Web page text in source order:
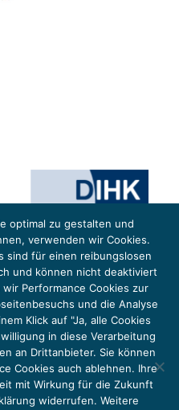
durch die Europäische Klimaschutzinitiative (EUKI).
für Umwelt, Klimaschutz,
Ziel der EUKI ist eine Intensivierung des
Erfahrungsaustauschs in der Europäischen Union,
voranzutreiben.
optimal zu gestalten und
verwenden wir Cookies.
sind für einen reibungslosen
und können nicht deaktiviert
Performance Cookies zur
und die Analyse
Klick auf "Ja, alle Cookies
in diese Verarbeitung
an Drittanbieter. Sie können
Cookies auch ablehnen. Ihre
mit Wirkung für die Zukunft
widerrufen. Weitere